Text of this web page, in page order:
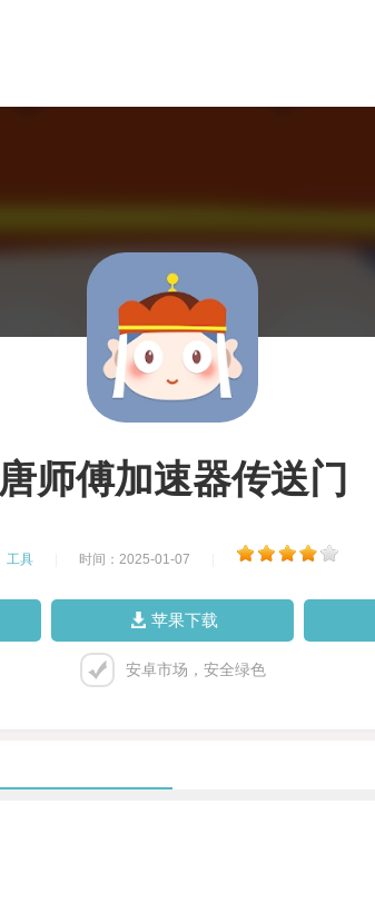
唐师傅加速器传送门
工具 时间：2025-01-07
苹果下载
安卓市场，安全绿色